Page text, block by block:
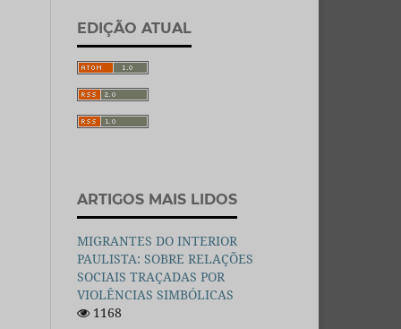
EDIÇÃO ATUAL
ARTIGOS MAIS LIDOS
MIGRANTES DO INTERIOR
PAULISTA: SOBRE RELAÇÕES
SOCIAIS TRAÇADAS POR
VIOLÊNCIAS SIMBÓLICAS
1168